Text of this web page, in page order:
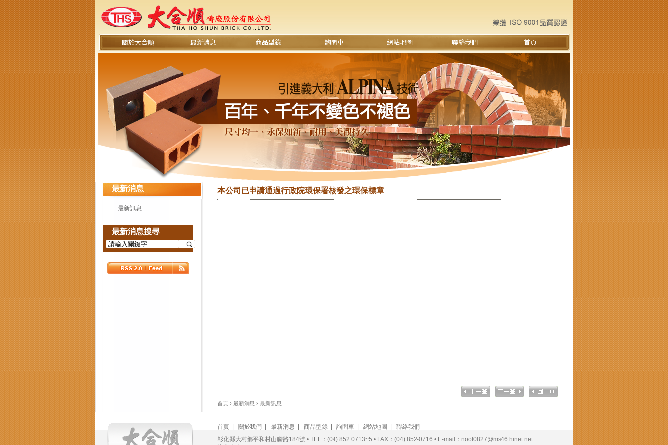
關於大合順 最新消息 商品型錄 詢問車 網站地圖 聯絡我們 首頁
本公司已申請通過行政院環保署核發之環保標章
首頁 › 最新消息 › 最新訊息
最新消息
最新訊息
最新消息搜尋
首頁 關於我們 最新消息 商品型錄 詢問車 網站地圖
聯絡我們
彰化縣大村鄉平和村山腳路184號 • TEL：(04) 852 0713~5 • FAX：(04) 852-0716 • E-mail： noof0827@ms46.hinet.net